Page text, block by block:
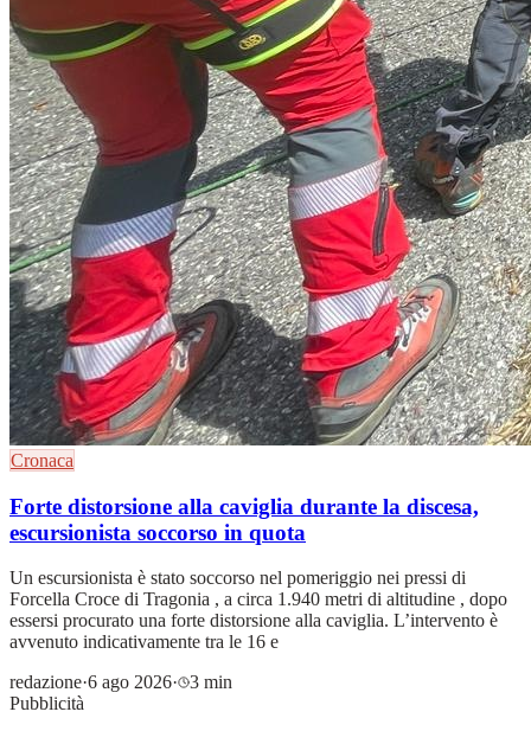
Cronaca
Forte distorsione alla caviglia durante la discesa,
escursionista soccorso in quota
Un escursionista è stato soccorso nel pomeriggio nei pressi di
Forcella Croce di Tragonia , a circa 1.940 metri di altitudine , dopo
essersi procurato una forte distorsione alla caviglia. L’intervento è
avvenuto indicativamente tra le 16 e
redazione·6 ago 2026·
3 min
Pubblicità